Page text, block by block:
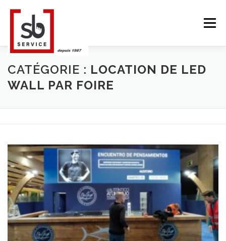
contenu
Menu
ACCUEIL TACTILES INTERACTIFS MUR LED
BLOG LANGUE
CATÉGORIE : LOCATION DE LED
WALL PAR FOIRE